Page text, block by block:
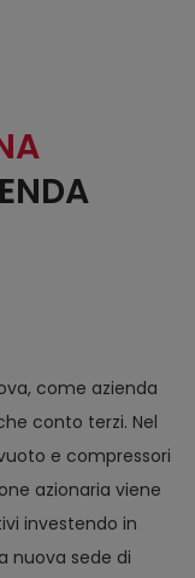
come azienda
conto terzi. Nel
e compressori
azionaria viene
investendo in
nuova sede di